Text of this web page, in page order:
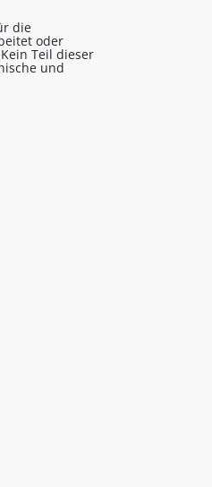
die
oder
Teil dieser
und